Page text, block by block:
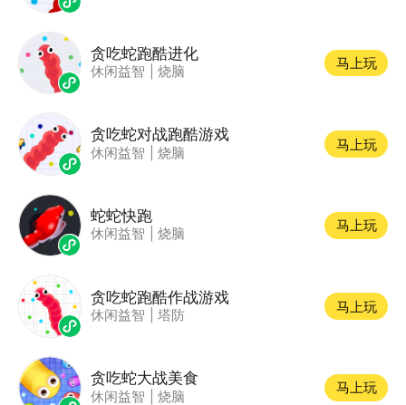
贪吃蛇跑酷进化
休闲益智 烧脑
马上玩
贪吃蛇对战跑酷游戏
休闲益智 烧脑
马上玩
蛇蛇快跑
休闲益智 烧脑
马上玩
贪吃蛇跑酷作战游戏
休闲益智 塔防
马上玩
贪吃蛇大战美食
休闲益智 烧脑
马上玩